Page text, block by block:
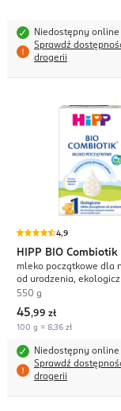
Niedostępny online
Sprawdź
drogerii
4,9
HIPP BIO Combiotik
mleko początkowe dla
od urodzenia,
550 g
45,99 zł
100 g = 8,36 zł
Niedostępny online
Sprawdź
drogerii